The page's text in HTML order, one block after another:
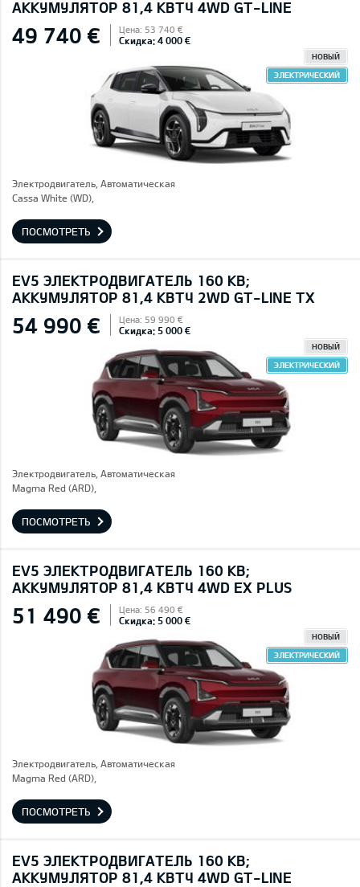
AККУМУЛЯТОР 81,4 КВТЧ 4WD GT-LINE
49 740 € Цена: 53 740 €
Скидка: 4 000 €
НОВЫЙ
ЭЛЕКТРИЧЕСКИЙ
Электродвигатель, Автоматическая
Cassa White (WD),
ПОСМОТРЕТЬ
EV5 ЭЛЕКТРОДВИГАТЕЛЬ 160 КВ;
AККУМУЛЯТОР 81,4 КВТЧ 2WD GT-LINE TX
54 990 € Цена: 59 990 €
Скидка: 5 000 €
НОВЫЙ
ЭЛЕКТРИЧЕСКИЙ
Электродвигатель, Автоматическая
Magma Red (ARD),
ПОСМОТРЕТЬ
EV5 ЭЛЕКТРОДВИГАТЕЛЬ 160 КВ;
AККУМУЛЯТОР 81,4 КВТЧ 4WD EX PLUS
51 490 € Цена: 56 490 €
Скидка: 5 000 €
НОВЫЙ
ЭЛЕКТРИЧЕСКИЙ
Электродвигатель, Автоматическая
Magma Red (ARD),
ПОСМОТРЕТЬ
EV5 ЭЛЕКТРОДВИГАТЕЛЬ 160 КВ;
AККУМУЛЯТОР 81,4 КВТЧ 4WD GT-LINE